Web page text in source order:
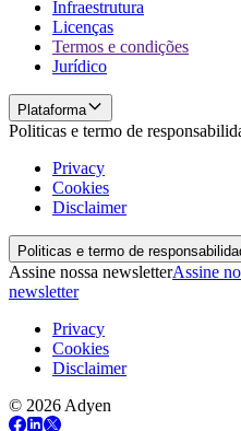
Infraestrutura
Licenças
Termos e condições
Jurídico
Plataforma
Politicas e termo de
Privacy
Cookies
Disclaimer
Politicas e termo de
Assine nossa newsletterAssine
newsletter
Privacy
Cookies
Disclaimer
© 2026 Adyen